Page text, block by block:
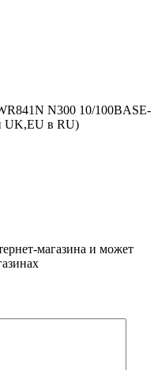
N300 10/100BASE-
UK,EU в RU)
магазина и может